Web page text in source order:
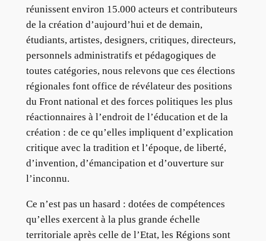
réunissent environ 15.000 acteurs et contributeurs
de la création d’aujourd’hui et de demain,
étudiants, artistes, designers, critiques, directeurs,
personnels administratifs et pédagogiques de
toutes catégories, nous relevons que ces élections
régionales font office de révélateur des positions
du Front national et des forces politiques les plus
réactionnaires à l’endroit de l’éducation et de la
création : de ce qu’elles impliquent d’explication
critique avec la tradition et l’époque, de liberté,
d’invention, d’émancipation et d’ouverture sur
l’inconnu.
Ce n’est pas un hasard : dotées de compétences
qu’elles exercent à la plus grande échelle
territoriale après celle de l’Etat, les Régions sont